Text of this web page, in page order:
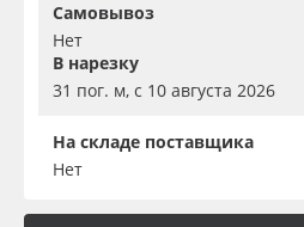
Самовывоз
Нет
В нарезку
31 пог. м, с 10 августа 2026
На складе поставщика
Нет